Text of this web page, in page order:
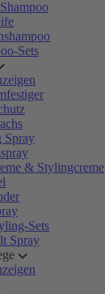
Sets
Spray
& Stylingcreme
Sets
Spray